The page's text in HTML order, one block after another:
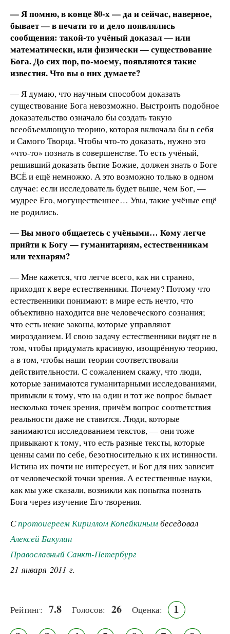
— Я помню, в конце 80-х — да и сейчас, наверное,
бывает — в печати то и дело появлялись
сообщения: такой-то учёный доказал — или
математически, или физически — существование
Бога. До сих пор, по-моему, появляются такие
известия. Что вы о них думаете?
— Я думаю, что научным способом доказать
существование Бога невозможно. Выстроить подобное
доказательство означало бы создать такую
всеобъемлющую теорию, которая включала бы в себя
и Самого Творца. Чтобы что-то доказать, нужно это
«что-то» познать в совершенстве. То есть учёный,
решивший доказать бытие Божие, должен знать о Боге
ВСЁ и ещё немножко. А это возможно только в одном
случае: если исследователь будет выше, чем Бог, —
мудрее Его, могущественнее… Увы, такие учёные ещё
не родились.
— Вы много общаетесь с учёными… Кому легче
прийти к Богу — гуманитариям, естественникам
или технарям?
— Мне кажется, что легче всего, как ни странно,
приходят к вере естественники. Почему? Потому что
естественники понимают: в мире есть нечто, что
объективно находится вне человеческого сознания;
что есть некие законы, которые управляют
мирозданием. И свою задачу естественники видят не в
том, чтобы придумать красивую, изощрённую теорию,
а в том, чтобы наши теории соответствовали
действительности. С сожалением скажу, что люди,
которые занимаются гуманитарными исследованиями,
привыкли к тому, что на один и тот же вопрос бывает
несколько точек зрения, причём вопрос соответствия
реальности даже не ставится. Люди, которые
занимаются исследованием текстов, — они тоже
привыкают к тому, что есть разные тексты, которые
ценны сами по себе, безотносительно к их истинности.
Истина их почти не интересует, и Бог для них зависит
от человеческой точки зрения. А естественные науки,
как мы уже сказали, возникли как попытка познать
Бога через изучение Его творения.
Спротоиереем Кириллом Копейкинымбеседовал
Алексей Бакулин
Православный Санкт-Петербург
21 января 2011 г.
Рейтинг: 7.8 Голосов: 26 Оценка: 1